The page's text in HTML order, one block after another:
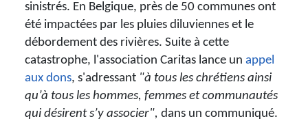
sinistrés. En Belgique, près de 50 communes ont
été impactées par les pluies diluviennes et le
débordement des rivières. Suite à cette
catastrophe, l'association Caritas lance un appel
aux dons, s'adressant "à tous les chrétiens ainsi
qu’à tous les hommes, femmes et communautés
qui désirent s’y associer", dans un communiqué.